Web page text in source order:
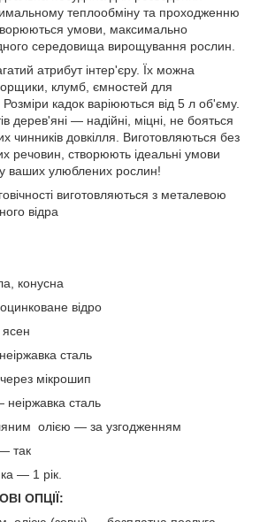
теплообміну та проходженню
умови, максимально
середовища вирощування рослин.
атрибут інтер'єру. Їх можна
клумб, ємностей для
кадок варіюються від 5 л об'єму.
дерев'яні — надійні, міцні, не бояться
чинників довкілля. Виготовляються без
речовин, створюють ідеальні умови
ваших улюблених рослин!
виготовляються з металевою
відра
конусна
відро
сталь
мікрошип
сталь
олією — за узгодженням
так
— 1 рік.
ОПЦІЇ: